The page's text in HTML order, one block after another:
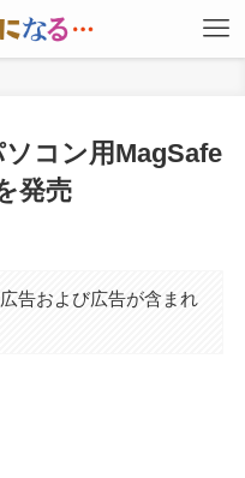
コン用MagSafe
発売
告および広告が含まれ